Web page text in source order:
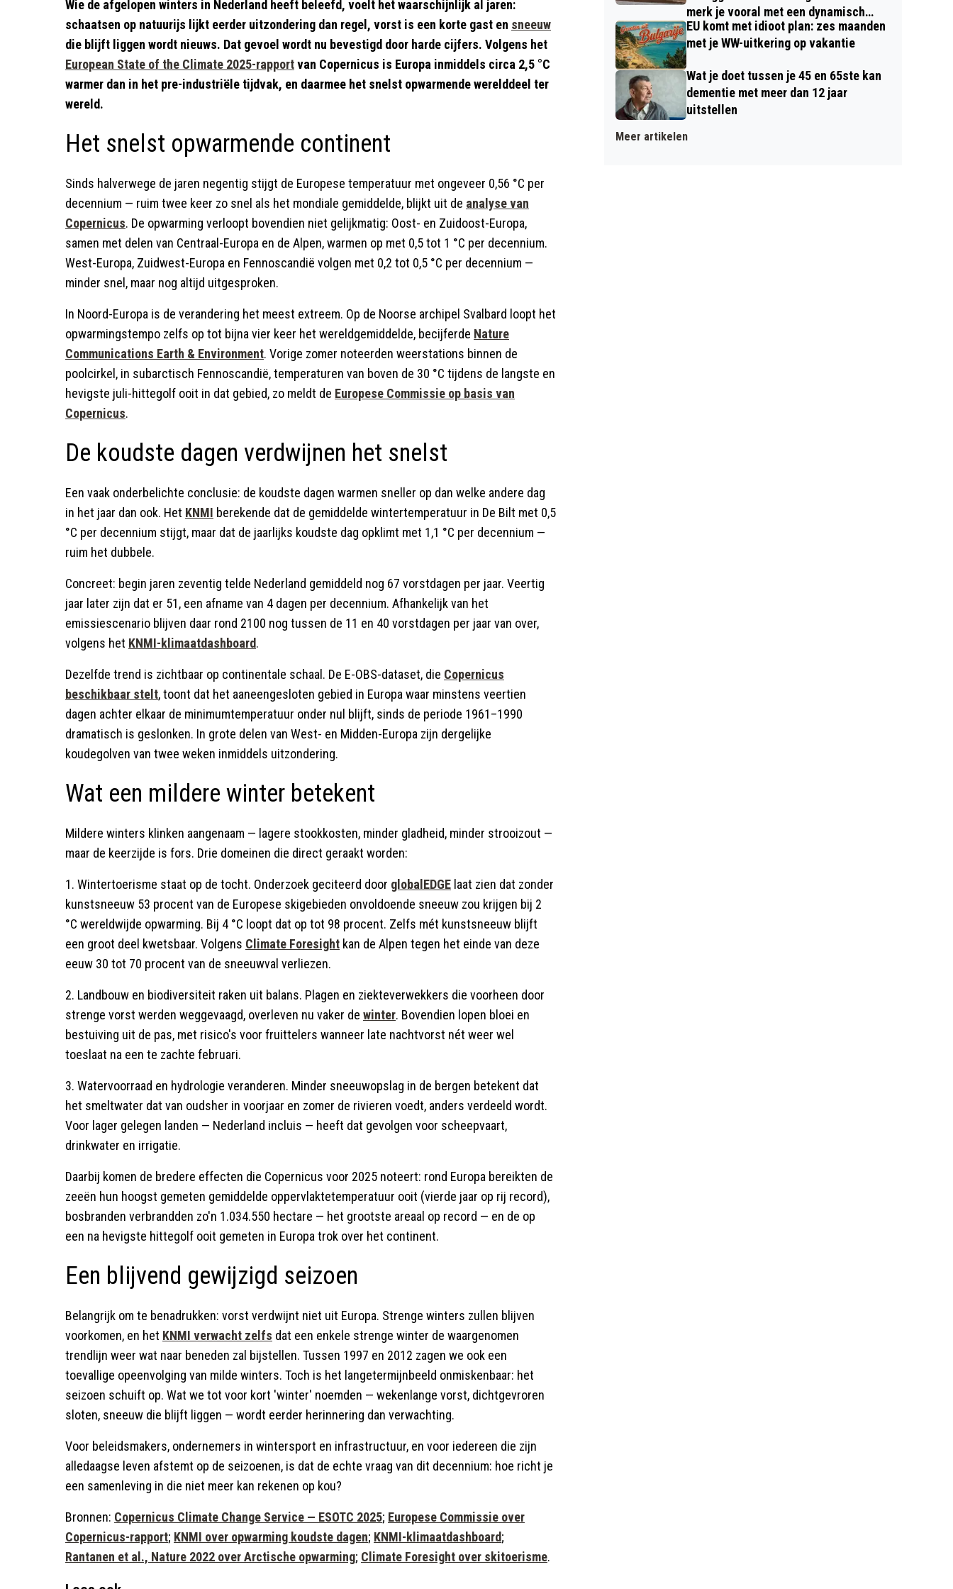
Wie de afgelopen winters in Nederland heeft beleefd, voelt het waarschijnlijk al jaren:
schaatsen op natuurijs lijkt eerder uitzondering dan regel, vorst is een korte gast en sneeuw
die blijft liggen wordt nieuws. Dat gevoel wordt nu bevestigd door harde cijfers. Volgens het
European State of the Climate 2025-rapportvan Copernicus is Europa inmiddels circa 2,5 °C
warmer dan in het pre-industriële tijdvak, en daarmee het snelst opwarmende werelddeel ter
wereld.
Het snelst opwarmende continent
Sinds halverwege de jaren negentig stijgt de Europese temperatuur met ongeveer 0,56 °C per
decennium — ruim twee keer zo snel als het mondiale gemiddelde, blijkt uit de analyse van
Copernicus. De opwarming verloopt bovendien niet gelijkmatig: Oost- en Zuidoost-Europa,
samen met delen van Centraal-Europa en de Alpen, warmen op met 0,5 tot 1 °C per decennium.
West-Europa, Zuidwest-Europa en Fennoscandië volgen met 0,2 tot 0,5 °C per decennium —
minder snel, maar nog altijd uitgesproken.
In Noord-Europa is de verandering het meest extreem. Op de Noorse archipel Svalbard loopt het
opwarmingstempo zelfs op tot bijna vier keer het wereldgemiddelde, becijferde Nature
Communications Earth & Environment. Vorige zomer noteerden weerstations binnen de
poolcirkel, in subarctisch Fennoscandië, temperaturen van boven de 30 °C tijdens de langste en
hevigste juli-hittegolf ooit in dat gebied, zo meldt de Europese Commissie op basis van
Copernicus.
De koudste dagen verdwijnen het snelst
Een vaak onderbelichte conclusie: de koudste dagen warmen sneller op dan welke andere dag
in het jaar dan ook. Het KNMI berekende dat de gemiddelde wintertemperatuur in De Bilt met 0,5
°C per decennium stijgt, maar dat de jaarlijks koudste dag opklimt met 1,1 °C per decennium —
ruim het dubbele.
Concreet: begin jaren zeventig telde Nederland gemiddeld nog 67 vorstdagen per jaar. Veertig
jaar later zijn dat er 51, een afname van 4 dagen per decennium. Afhankelijk van het
emissiescenario blijven daar rond 2100 nog tussen de 11 en 40 vorstdagen per jaar van over,
volgens het KNMI-klimaatdashboard.
Dezelfde trend is zichtbaar op continentale schaal. De E-OBS-dataset, die Copernicus
beschikbaar stelt, toont dat het aaneengesloten gebied in Europa waar minstens veertien
dagen achter elkaar de minimumtemperatuur onder nul blijft, sinds de periode 1961–1990
dramatisch is geslonken. In grote delen van West- en Midden-Europa zijn dergelijke
koudegolven van twee weken inmiddels uitzondering.
Wat een mildere winter betekent
Mildere winters klinken aangenaam — lagere stookkosten, minder gladheid, minder strooizout —
maar de keerzijde is fors. Drie domeinen die direct geraakt worden:
1. Wintertoerisme staat op de tocht. Onderzoek geciteerd door globalEDGE laat zien dat zonder
kunstsneeuw 53 procent van de Europese skigebieden onvoldoende sneeuw zou krijgen bij 2
°C wereldwijde opwarming. Bij 4 °C loopt dat op tot 98 procent. Zelfs mét kunstsneeuw blijft
een groot deel kwetsbaar. Volgens Climate Foresight kan de Alpen tegen het einde van deze
eeuw 30 tot 70 procent van de sneeuwval verliezen.
2. Landbouw en biodiversiteit raken uit balans. Plagen en ziekteverwekkers die voorheen door
strenge vorst werden weggevaagd, overleven nu vaker de winter. Bovendien lopen bloei en
bestuiving uit de pas, met risico's voor fruittelers wanneer late nachtvorst nét weer wel
toeslaat na een te zachte februari.
3. Watervoorraad en hydrologie veranderen. Minder sneeuwopslag in de bergen betekent dat
het smeltwater dat van oudsher in voorjaar en zomer de rivieren voedt, anders verdeeld wordt.
Voor lager gelegen landen — Nederland incluis — heeft dat gevolgen voor scheepvaart,
drinkwater en irrigatie.
Daarbij komen de bredere effecten die Copernicus voor 2025 noteert: rond Europa bereikten de
zeeën hun hoogst gemeten gemiddelde oppervlaktetemperatuur ooit (vierde jaar op rij record),
bosbranden verbrandden zo'n 1.034.550 hectare — het grootste areaal op record — en de op
een na hevigste hittegolf ooit gemeten in Europa trok over het continent.
Een blijvend gewijzigd seizoen
Belangrijk om te benadrukken: vorst verdwijnt niet uit Europa. Strenge winters zullen blijven
voorkomen, en het KNMI verwacht zelfs dat een enkele strenge winter de waargenomen
trendlijn weer wat naar beneden zal bijstellen. Tussen 1997 en 2012 zagen we ook een
toevallige opeenvolging van milde winters. Toch is het langetermijnbeeld onmiskenbaar: het
seizoen schuift op. Wat we tot voor kort 'winter' noemden — wekenlange vorst, dichtgevroren
sloten, sneeuw die blijft liggen — wordt eerder herinnering dan verwachting.
Voor beleidsmakers, ondernemers in wintersport en infrastructuur, en voor iedereen die zijn
alledaagse leven afstemt op de seizoenen, is dat de echte vraag van dit decennium: hoe richt je
een samenleving in die niet meer kan rekenen op kou?
Bronnen: Copernicus Climate Change Service — ESOTC 2025; Europese Commissie over
Copernicus-rapport; KNMI over opwarming koudste dagen; KNMI-klimaatdashboard;
Rantanen et al., Nature 2022 over Arctische opwarming; Climate Foresight over skitoerisme.
merk je vooral met een dynamisch
contract
EU komt met idioot plan: zes maanden
met je WW-uitkering op vakantie
Wat je doet tussen je 45 en 65ste kan
dementie met meer dan 12 jaar
uitstellen
Meer artikelen